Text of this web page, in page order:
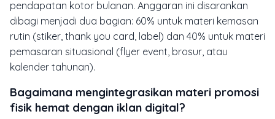
pendapatan kotor bulanan. Anggaran ini disarankan
dibagi menjadi dua bagian: 60% untuk materi kemasan
rutin (stiker, thank you card, label) dan 40% untuk materi
pemasaran situasional (flyer event, brosur, atau
kalender tahunan).
Bagaimana mengintegrasikan materi promosi
fisik hemat dengan iklan digital?